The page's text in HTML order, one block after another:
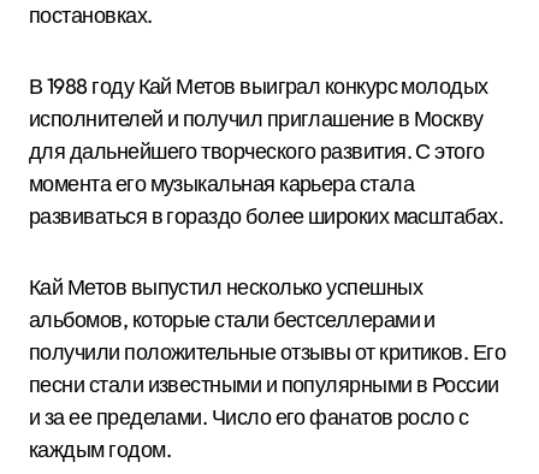
постановках.
В 1988 году Кай Метов выиграл конкурс молодых
исполнителей и получил приглашение в Москву
для дальнейшего творческого развития. С этого
момента его музыкальная карьера стала
развиваться в гораздо более широких масштабах.
Кай Метов выпустил несколько успешных
альбомов, которые стали бестселлерами и
получили положительные отзывы от критиков. Его
песни стали известными и популярными в России
и за ее пределами. Число его фанатов росло с
каждым годом.